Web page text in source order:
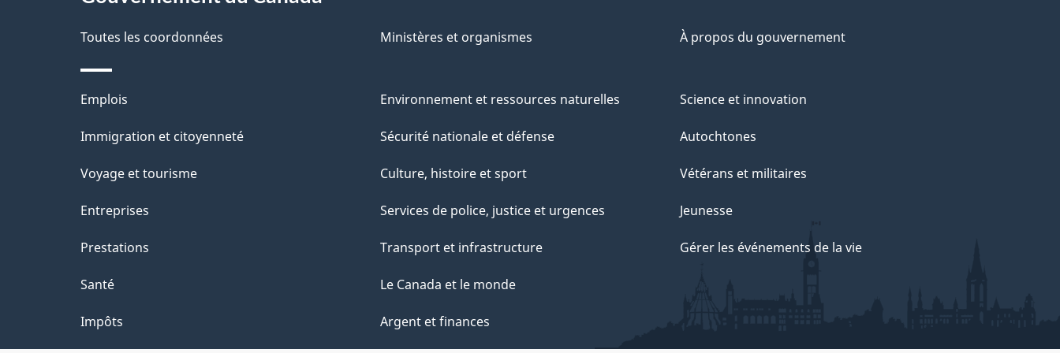
l
s
d
e
l
a
p
a
propos
Toutes les coordonnées Ministères et organismes À propos du gouvernement
Thèmes
et
Emplois
Immigration et citoyenneté
Voyage et tourisme
Entreprises
Prestations
Santé
Impôts
Environnement et ressources naturelles
Sécurité nationale et défense
Culture, histoire et sport
Services de police, justice et urgences
Transport et infrastructure
Le Canada et le monde
Argent et finances
Science et innovation
Autochtones
Vétérans et militaires
Jeunesse
Gérer les événements de la vie